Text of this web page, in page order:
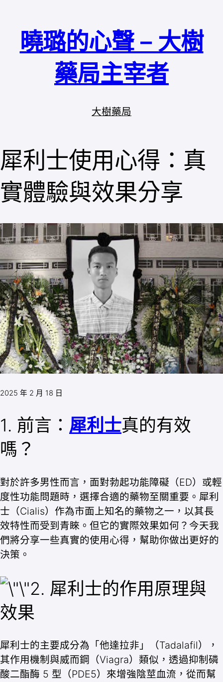
曉璐的心聲 – 大樹
藥局主宰者
大樹藥局
犀利士使用心得：真
實體驗與效果分享
2025 年 2 月 18 日
1. 前言： 犀利士真的有效
嗎？
對於許多男性而言，面對勃起功能障礙（ED）或輕
度性功能問題時，選擇合適的藥物至關重要。犀利
士（Cialis）作為市面上知名的藥物之一，以其長
效特性而受到青睞。但它的實際效果如何？今天我
們將分享一些真實的使用心得，幫助你做出更好的
決策。
2. 犀利士的作用原理與
效果
犀利士的主要成分為「他達拉非」（Tadalafil），
其作用機制與威而鋼（Viagra）類似，透過抑制磷
酸二酯酶 5 型（PDE5）來增強陰莖血流，從而幫